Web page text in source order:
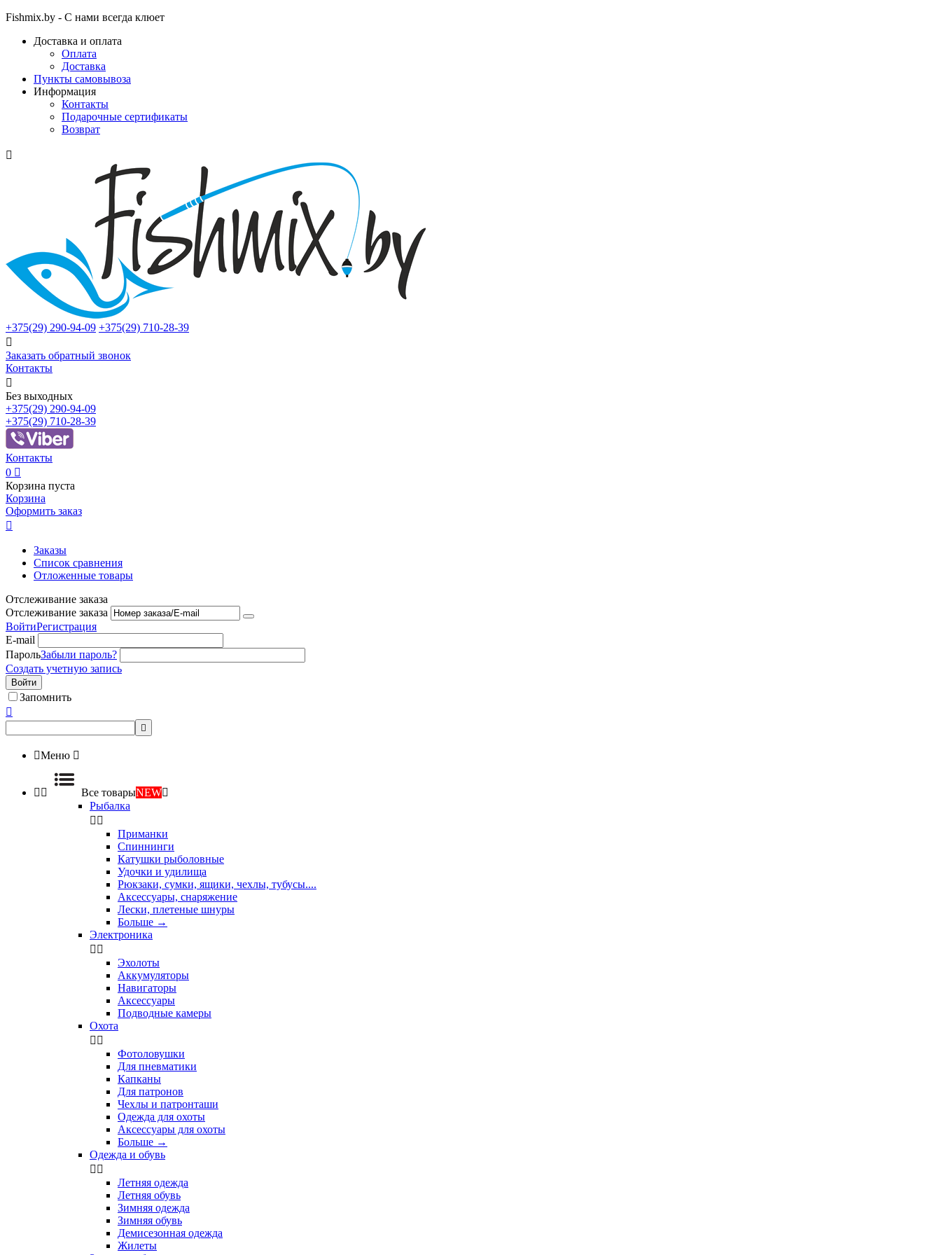
Fishmix.by - С нами всегда клюет
Доставка и оплата
Оплата
Доставка
Пункты самовывоза
Информация
Контакты
Подарочные сертификаты
Возврат

+375(29) 290-94-09 +375(29) 710-28-39

Заказать обратный звонок
Контакты

Без выходных
+375(29) 290-94-09
+375(29) 710-28-39
Контакты
0 
Корзина пуста
Корзина
Оформить заказ

Заказы
Список сравнения
Отложенные товары
Отслеживание заказа
Отслеживание заказа
ВойтиРегистрация
E-mail
ПарольЗабыли пароль?
Создать учетную запись
Войти
Запомнить


Меню 
  Все товарыNEW
Рыбалка
 
Приманки
Спиннинги
Катушки рыболовные
Удочки и удилища
Рюкзаки, сумки, ящики, чехлы, тубусы....
Аксессуары, снаряжение
Лески, плетеные шнуры
Больше →
Электроника
 
Эхолоты
Аккумуляторы
Навигаторы
Аксессуары
Подводные камеры
Охота
 
Фотоловушки
Для пневматики
Капканы
Для патронов
Чехлы и патронташи
Одежда для охоты
Аксессуары для охоты
Больше →
Одежда и обувь
 
Летняя одежда
Летняя обувь
Зимняя одежда
Зимняя обувь
Демисезонная одежда
Жилеты